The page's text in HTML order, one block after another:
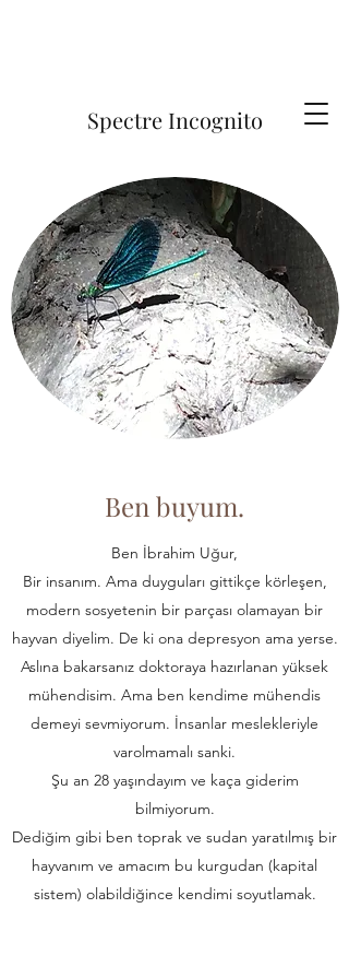
Spectre Incognito
Ben buyum.
Ben İbrahim Uğur,
Bir insanım. Ama duyguları gittikçe körleşen,
modern sosyetenin bir parçası olamayan bir
hayvan diyelim. De ki ona depresyon ama yerse.
Aslına bakarsanız doktoraya hazırlanan yüksek
mühendisim. Ama ben kendime mühendis
demeyi sevmiyorum. İnsanlar meslekleriyle
varolmamalı sanki.
Şu an 28 yaşındayım ve kaça giderim
bilmiyorum.
Dediğim gibi ben toprak ve sudan yaratılmış bir
hayvanım ve amacım bu kurgudan (kapital
sistem) olabildiğince kendimi soyutlamak.